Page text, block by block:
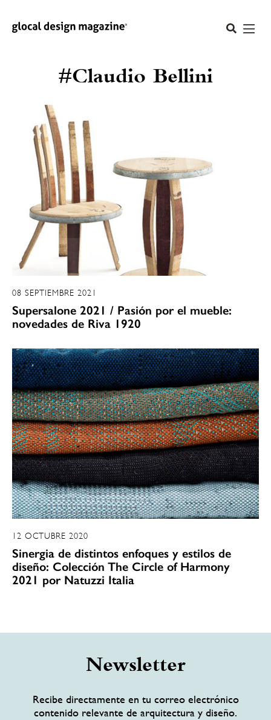
#Claudio Bellini
08 SEPTIEMBRE 2021
Supersalone 2021 / Pasión por el mueble:
novedades de Riva 1920
12 OCTUBRE 2020
Sinergia de distintos enfoques y estilos de
diseño: Colección The Circle of Harmony
2021 por Natuzzi Italia
Newsletter
Recibe directamente en tu correo electrónico
contenido relevante de arquitectura y diseño.